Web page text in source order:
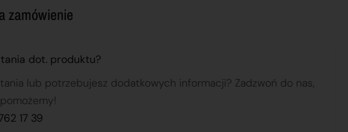
zamówienie
dot. produktu?
lub potrzebujesz dodatkowych informacji? Zadzwoń do nas,
17 39